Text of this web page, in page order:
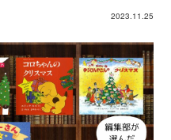
2023.11.25